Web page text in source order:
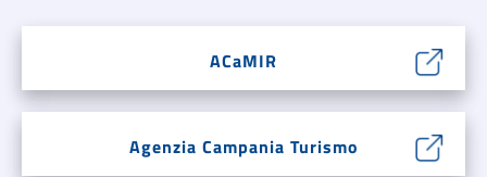
ACaMIR
Agenzia Campania Turismo